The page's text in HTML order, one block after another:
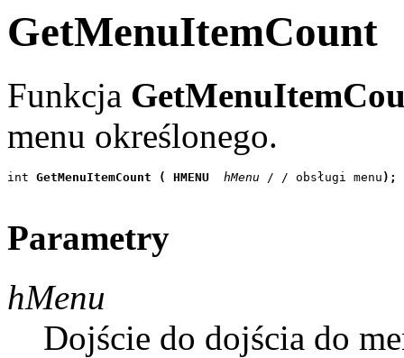
GetMenuItemCount
Funkcja
menu określonego.
int GetMenuItemCount ( HMENU hMenu / / obsługi menu );
Parametry
hMenu
Dojście do dojścia do